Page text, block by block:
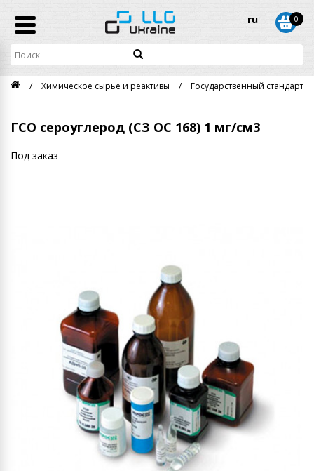
ru 0
Химическое сырье и реактивы Государственный
ГСО сероуглерод (СЗ ОС 168) 1 мг/см3
Под заказ